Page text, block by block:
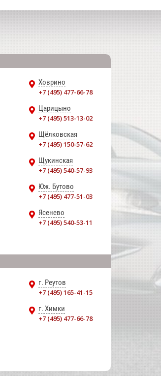
Ховрино
+7 (495) 477-66-78
Царицыно
+7 (495) 513-13-02
Щёлковская
+7 (495) 150-57-62
Щукинская
+7 (495) 540-57-93
Юж. Бутово
+7 (495) 477-51-03
Ясенево
+7 (495) 540-53-11
г. Реутов
+7 (495) 165-41-15
г. Химки
+7 (495) 477-66-78